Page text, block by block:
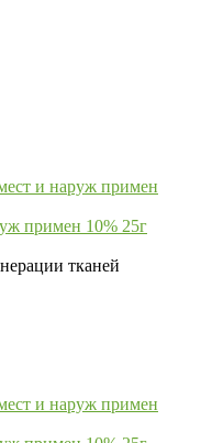
примен 10% 25г
тканей